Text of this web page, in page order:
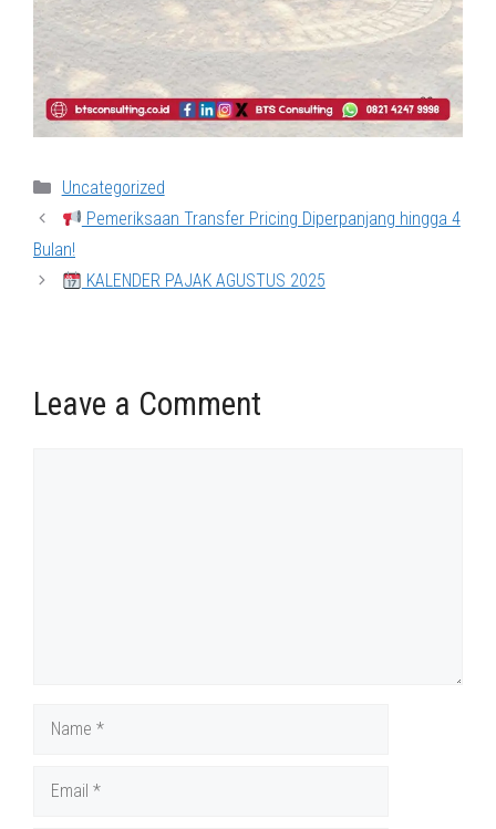
Categories
Uncategorized
Pemeriksaan Transfer Pricing Diperpanjang hingga 4
Bulan!
KALENDER PAJAK AGUSTUS 2025
Leave a Comment